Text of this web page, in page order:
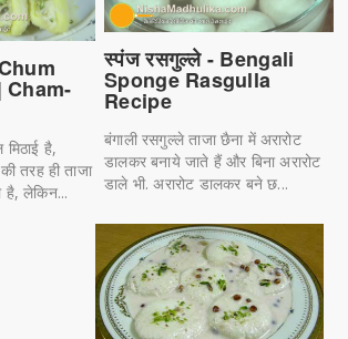
है,
तरह ही ताजा
है, लेकिन...
स्पंज रसगुल्ले - Bengali
Sponge Rasgulla
Recipe
बंगाली रसगुल्ले ताजा छैना में अरारोट
डालकर बनाये जाते हैं और बिना अरारोट
डाले भी. अरारोट डालकर बने छ...